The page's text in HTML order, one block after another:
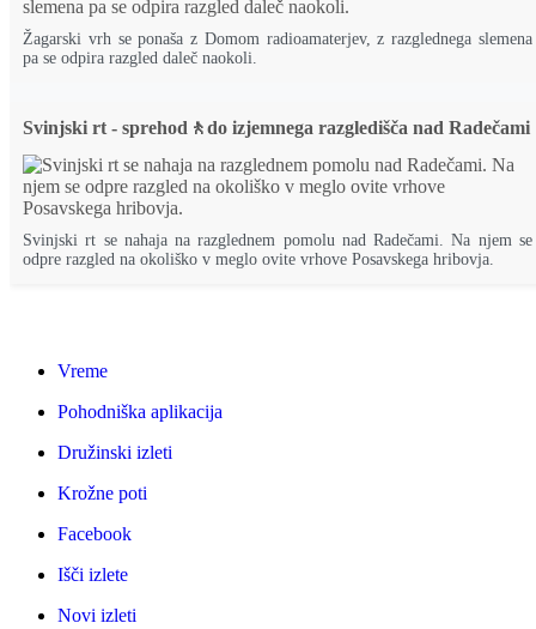
Žagarski vrh se ponaša z Domom radioamaterjev, z razglednega slemena
pa se odpira razgled daleč naokoli.
Svinjski rt - sprehod🚶do izjemnega razgledišča nad Radečami
Svinjski rt se nahaja na razglednem pomolu nad Radečami. Na njem se
odpre razgled na okoliško v meglo ovite vrhove Posavskega hribovja.
Vreme
Pohodniška aplikacija
Družinski izleti
Krožne poti
Facebook
Išči izlete
Novi izleti